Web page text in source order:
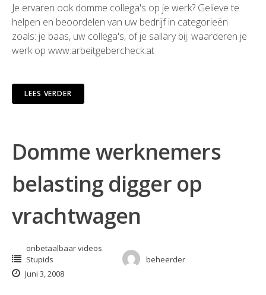
Je ervaren ook domme collega's op je werk? Gelieve te
helpen en beoordelen van uw bedrijf in categorieën
zoals: je baas, uw collega's, of je sallary bij: waarderen je
werkop www.arbeitgebercheck.at
LEES VERDER
Domme werknemers
belasting digger op
vrachtwagen
onbetaalbaar videos
Stupids
beheerder
Juni 3, 2008